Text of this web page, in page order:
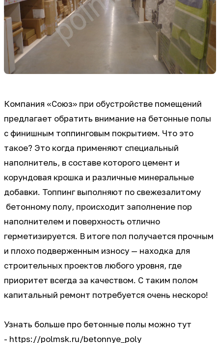
Компания «Союз» при обустройстве помещений
предлагает обратить внимание на бетонные полы
с финишным топпинговым покрытием. Что это
такое? Это когда применяют специальный
наполнитель, в составе которого цемент и
корундовая крошка и различные минеральные
добавки. Топпинг выполняют по свежезалитому
бетонному полу, происходит заполнение пор
наполнителем и поверхность отлично
герметизируется. В итоге пол получается прочным
и плохо подверженным износу — находка для
строительных проектов любого уровня, где
приоритет всегда за качеством. С таким полом
капитальный ремонт потребуется очень нескоро!
Узнать больше про бетонные полы можно тут
- https://polmsk.ru/betonnye_poly